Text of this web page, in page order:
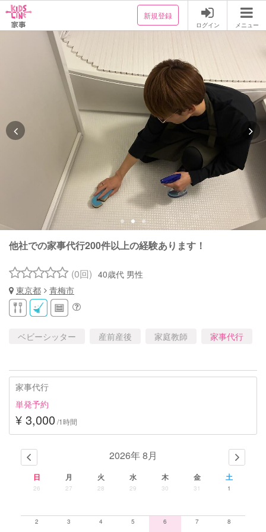
新規登録
ログイン メニュー
他社での家事代行200件以上の経験あります！
(0回) 40歳代 男性
東京都
青梅市
ベビーシッター 産前産後 家庭教師 家事代行
家事代行
単発予約
¥ 3,000 /1時間
2026年 8月
日 月 火 水 木 金 土
26 27 28 29 30 31 1
2 3 4 5 6 7 8